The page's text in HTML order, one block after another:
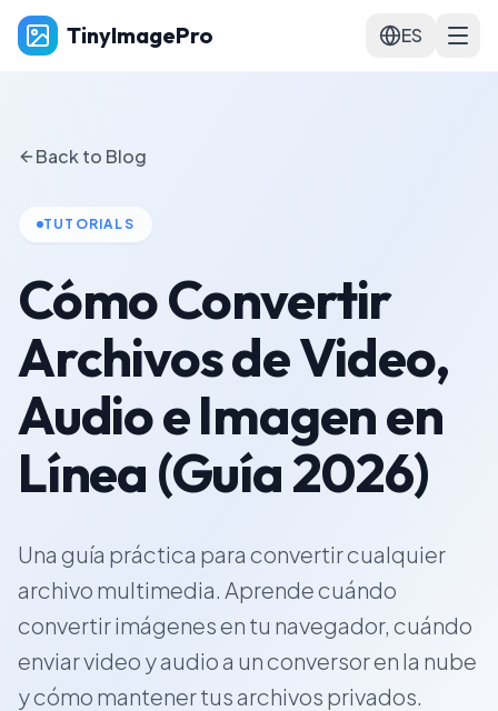
TinyImagePro ES
Back to Blog
TUTORIALS
Cómo Convertir
Archivos de Video,
Audio e Imagen en
Línea (Guía 2026)
Una guía práctica para convertir cualquier
archivo multimedia. Aprende cuándo
convertir imágenes en tu navegador, cuándo
enviar video y audio a un conversor en la nube
y cómo mantener tus archivos privados.